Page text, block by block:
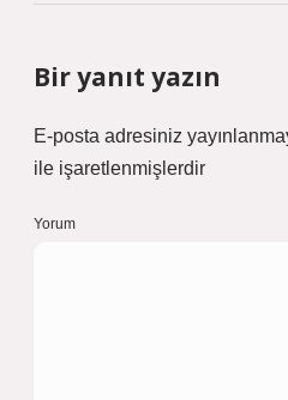
Bir yanıt yazın
E-posta adresiniz
ile işaretlenmişlerdir
Yorum